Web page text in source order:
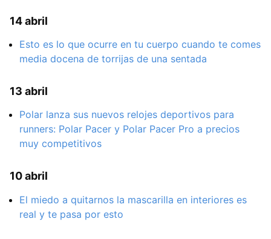
14 abril
Esto es lo que ocurre en tu cuerpo cuando te comes
media docena de torrijas de una sentada
13 abril
Polar lanza sus nuevos relojes deportivos para
runners: Polar Pacer y Polar Pacer Pro a precios
muy competitivos
10 abril
El miedo a quitarnos la mascarilla en interiores es
real y te pasa por esto